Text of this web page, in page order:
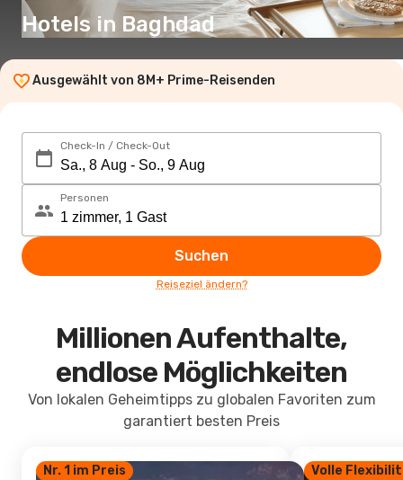
Hotels in Baghdad
Ausgewählt von 8M+ Prime-Reisenden
Check-In / Check-Out
Personen
Suchen
Reiseziel ändern?
Millionen Aufenthalte,
endlose Möglichkeiten
Von lokalen Geheimtipps zu globalen Favoriten zum
garantiert besten Preis
Nr. 1 im Preis Volle